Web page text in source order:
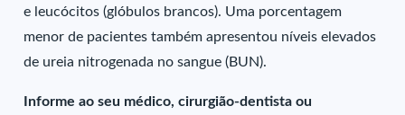
e leucócitos (glóbulos brancos). Uma porcentagem
menor de pacientes também apresentou níveis elevados
de ureia nitrogenada no sangue (BUN).
Informe ao seu médico, cirurgião-dentista ou